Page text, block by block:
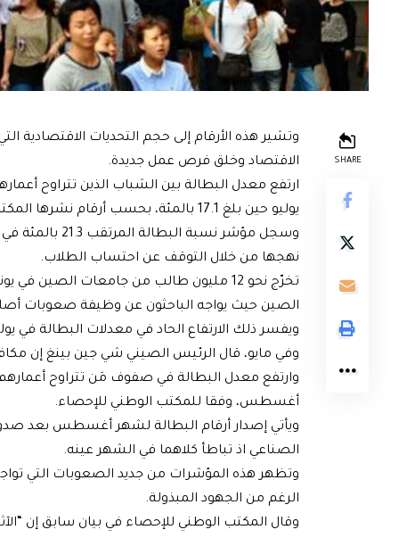
SHARE
وتشير هذه الأرقام إلى حجم التحديات الاقتصادية
الاقتصاد وخلق فرص عمل جديدة.
يوليو حين بلغ 17.1 بالمئة، بحسب أرقام نشرها المكتب الوطني للإحصاء الجمعة.
نهجها من خلال التوقف عن احتساب الطلاب.
الصين حيث يواجه الباحثون عن وظيفة صعوبات
ويفسر ذلك الارتفاع الحاد في معدلات البطالة في
وفي مايو، قال الرئيس الصيني شي جين بينغ إن
أغسطس، وفقا للمكتب الوطني للإحصاء.
ويأتي إصدار أرقام البطالة لشهر أغسطس بعد
الصناعي اذ تباطأ كلاهما في الشهر عينه.
وتظهر هذه المؤشرات من جديد الصعوبات التي
الرغم من الجهود المبذولة.
وقال المكتب الوطني للإحصاء في بيان سابق إن